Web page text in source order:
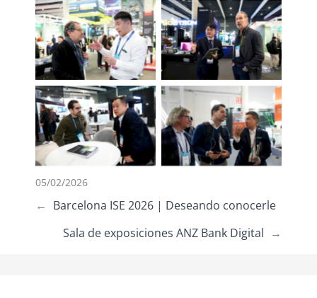
05/02/2026
← Barcelona ISE 2026 | Deseando conocerle
Sala de exposiciones ANZ Bank Digital →